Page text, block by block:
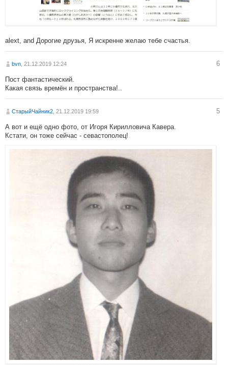
alext, and Дорогие друзья, Я искренне желаю тебе счастья.
bvn, 21.12.2019 12:24 6
Пост фантастический.
Какая связь времён и пространства!..
СтарыйЧайник2, 21.12.2019 19:59 5
А вот и ещё одно фото, от Игоря Кирилловича Кавера.
Кстати, он тоже сейчас - севастополец!